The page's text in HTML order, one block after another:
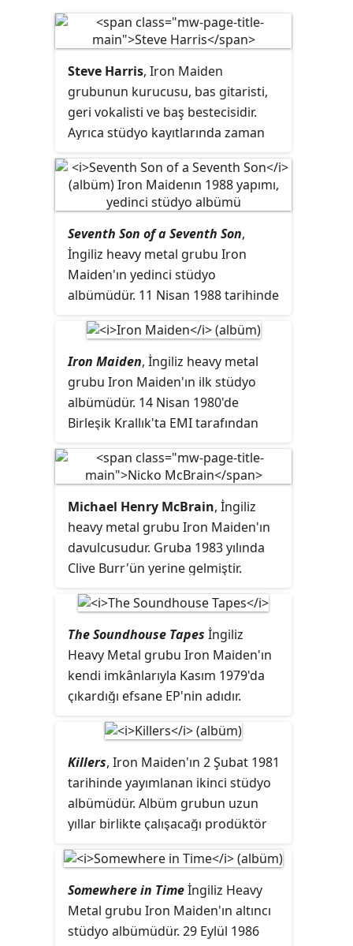
Steve Harris, Iron Maiden
grubunun kurucusu, bas gitaristi,
geri vokalisti ve baş bestecisidir.
Ayrıca stüdyo kayıtlarında zaman
yılında kurmuştur. Dave Murray ile
birlikte grubun ilk albümünde yer
alan kadroda değişmeyen iki
elemandan biridir. Bas gitar çalmayı
kendi kendine öğrenmiştir. Kendisi
fanatik bir West Ham United
taraftarıdır.
Seventh Son of a Seventh Son,
İngiliz heavy metal grubu Iron
Maiden'ın yedinci stüdyo
albümüdür. 11 Nisan 1988 tarihinde
yılında gruba dönmeden önce
yaptığı son albümdür.
Prodüktörlüğünü Martin Birch
yapmıştır.
Iron Maiden, İngiliz heavy metal
grubu Iron Maiden'ın ilk stüdyo
albümüdür. 14 Nisan 1980'de
Birleşik Krallık'ta EMI tarafından
"Sanctuary" yer almaz. Şarkı,
Amerika Birleşik Devletleri'ndeki
basımda 7. ve 1998'de yapılan yeni
sürümlerde ise 2. sırada yer almıştır.
Michael Henry McBrain, İngiliz
heavy metal grubu Iron Maiden'ın
davulcusudur. Gruba 1983 yılında
Clive Burr'ün yerine gelmiştir.
The Soundhouse Tapes İngiliz
Heavy Metal grubu Iron Maiden'ın
kendi imkânlarıyla Kasım 1979'da
çıkardığı efsane EP'nin adıdır.
Stüdyosu'nda kaydettiği
demolardan oluşur.
Killers, Iron Maiden'ın 2 Şubat 1981
tarihinde yayımlanan ikinci stüdyo
albümüdür. Albüm grubun uzun
yıllar birlikte çalışacağı prodüktör
çalışmadır. Aynı zamanda gitarist
Adrian Smith'in Iron Maiden ile
yaptığı ilk stüdyo albümüdür. Albüm
İngiltere listelerinde 12 numaraya
Somewhere in Timeİngiliz Heavy
Metal grubu Iron Maiden'ın altıncı
stüdyo albümüdür. 29 Eylül 1986